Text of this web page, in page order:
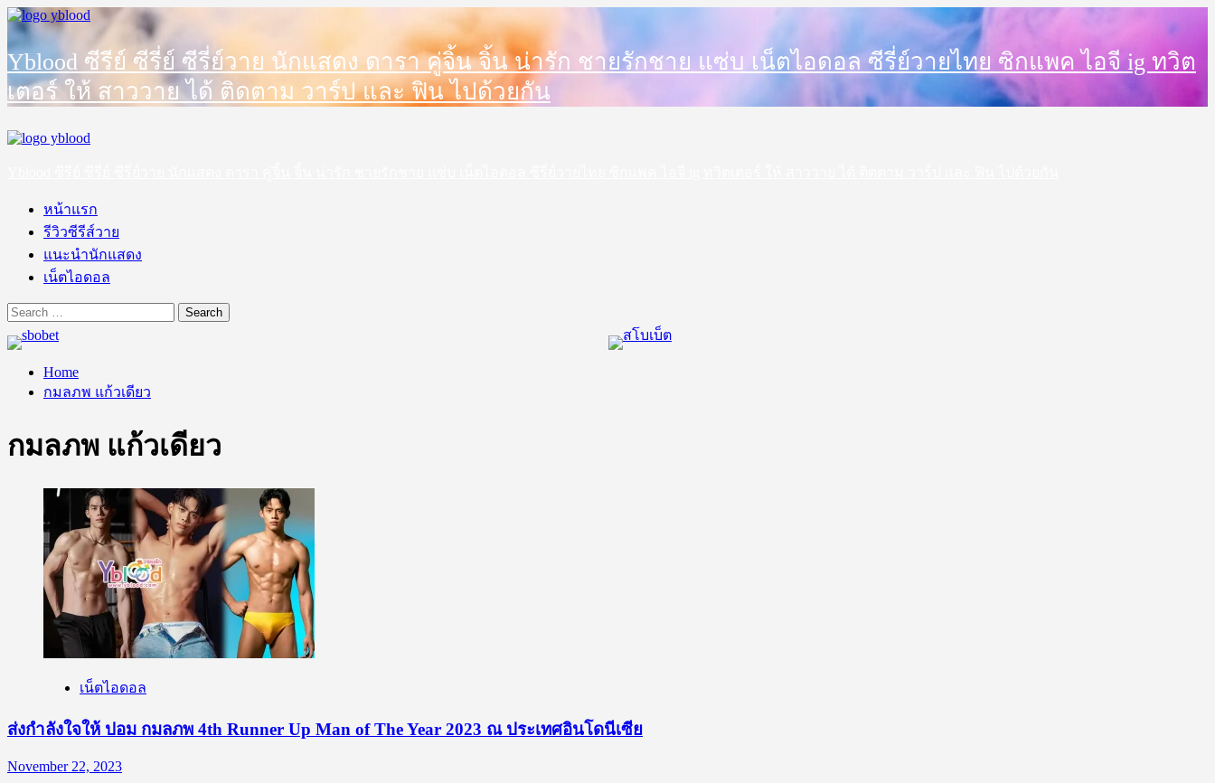
Skip
to
content
Yblood ซีรีย์ ซีรี่ย์ ซีรี่ย์วาย นักแสดง ดารา คู่จิ้น จิ้น น่ารัก ชายรักชาย แซ่บ เน็ตไอดอล ซีรี่ย์วายไทย ซิกแพค ไอจี ig ทวิต
เตอร์ ให้ สาววาย ได้ ติดตาม วาร์ป และ ฟิน ไปด้วยกัน
Primary
หน้าแรก
รีวิวซีรีส์วาย
แนะนำนักแสดง
เน็ตไอดอล
Search
for:
Home
กมลภพ แก้วเดียว
กมลภพ แก้วเดียว
เน็ตไอดอล
ส่งกำลังใจให้ ปอม กมลภพ 4th Runner Up Man of The Year 2023 ณ ประเทศอินโดนีเซีย
November 22, 2023